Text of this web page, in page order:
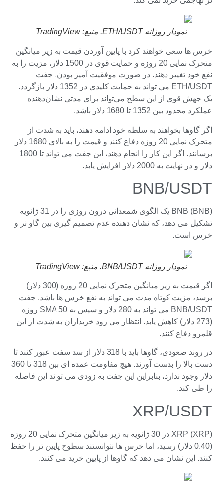
نمودار روزانه ETH/USDT. منبع: TradingView
خرس ها سعی خواهند کرد با پایین آوردن قیمت به زیر میانگین
متحرک نمایی 20 روزه و حمایت قوی در 1500 دلار، مزیت را به
نفع خود تغییر دهند. در صورت موفقیت آمیز بودن، جفت
ETH/USDT می تواند به حمایت کلیدی در 1352 دلار بازگردد.
یک جهش قوی از این سطح می‌تواند برای مدتی نشان‌دهنده
عملکرد محدود بین 1352 تا 1680 دلار باشد.
اگر گاوها بخواهند به سلطه خود ادامه دهند، باید به شدت از
متحرک نمایی 20 روزه دفاع کنند و قیمت را به بالای 1680 دلار
برسانند. اگر این کار را انجام دهند، این جفت می تواند تا 1800
دلار و در نهایت به 2000 دلار افزایش یابد.
BNB/USDT
BNB (BNB) یک الگوی شمعدانی درون روزی را در 31 ژانویه
تشکیل می دهد، که نشان دهنده عدم تصمیم گیری بین گاو نر و
خرس است.
نمودار روزانه BNB/USDT. منبع: TradingView
اگر قیمت به زیر میانگین متحرک نمایی 20 روزه (300 دلار)
برسد، مزیت کوتاه مدت می تواند به نفع خرس ها باشد. جفت
BNB/USDT می تواند به 280 دلار و سپس به SMA 50 روزه
(273 دلار) کاهش یابد. انتظار می رود خریداران به شدت از این
قلمرو دفاع کنند.
در روند صعودی، گاوها باید با 318 دلار از سد سفت عبور کنند تا
دست بالا را بدست آورند. هیچ مقاومت عمده ای بین 318 تا 360
دلار وجود ندارد، بنابراین این جفت به زودی می تواند این فاصله
را طی کند.
XRP/USDT
XRP (XRP) در 30 ژانویه به زیر میانگین متحرک نمایی 20 روزه
(0.40 دلار) رسید، اما خرس ها نتوانستند سطوح پایین تر را حفظ
کنند. این نشان می دهد که گاوها از پایین خرید می کنند.